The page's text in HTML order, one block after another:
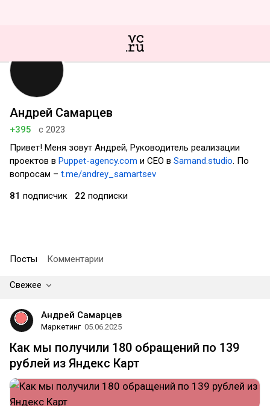
Андрей Самарцев
+395
с 2023
Привет! Меня зовут Андрей, Руководитель реализации
проектов в Puppet-agency.com и CEO в Samand.studio. По
вопросам – t.me/andrey_samartsev
81 подписчик 22 подписки
Посты Комментарии
Свежее
Андрей Самарцев
Маркетинг 05.06.2025
Как мы получили 180 обращений по 139
рублей из Яндекс Карт